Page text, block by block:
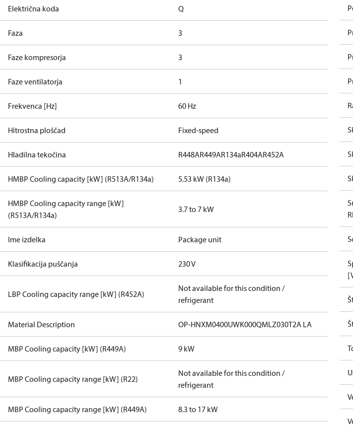
Električna koda Q
Faza 3
Faze kompresorja 3
Faze ventilatorja 1
Frekvenca [Hz] 60 Hz
Hitrostna ploščad Fixed-speed
Hladilna tekočina R448AR449AR134aR404AR452A
HMBP Cooling capacity [kW] (R513A/R134a) 5.53 kW (R134a)
HMBP Cooling capacity range [kW]
(R513A/R134a)
3.7 to 7 kW
Ime izdelka Package unit
Klasifikacija puščanja 230 V
LBP Cooling capacity range [kW] (R452A)
Not available for this condition /
refrigerant
Material Description OP-HNXM0400UWK000QMLZ030T2A LA
MBP Cooling capacity [kW] (R449A) 9 kW
MBP Cooling capacity range [kW] (R22)
Not available for this condition /
refrigerant
MBP Cooling capacity range [kW] (R449A) 8.3 to 17 kW